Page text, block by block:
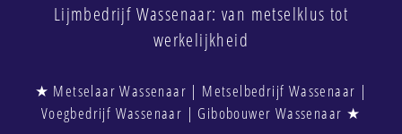
Lijmbedrijf Wassenaar: van metselklus tot
werkelijkheid
★ Metselaar Wassenaar | Metselbedrijf Wassenaar |
Voegbedrijf Wassenaar | Gibobouwer Wassenaar ★